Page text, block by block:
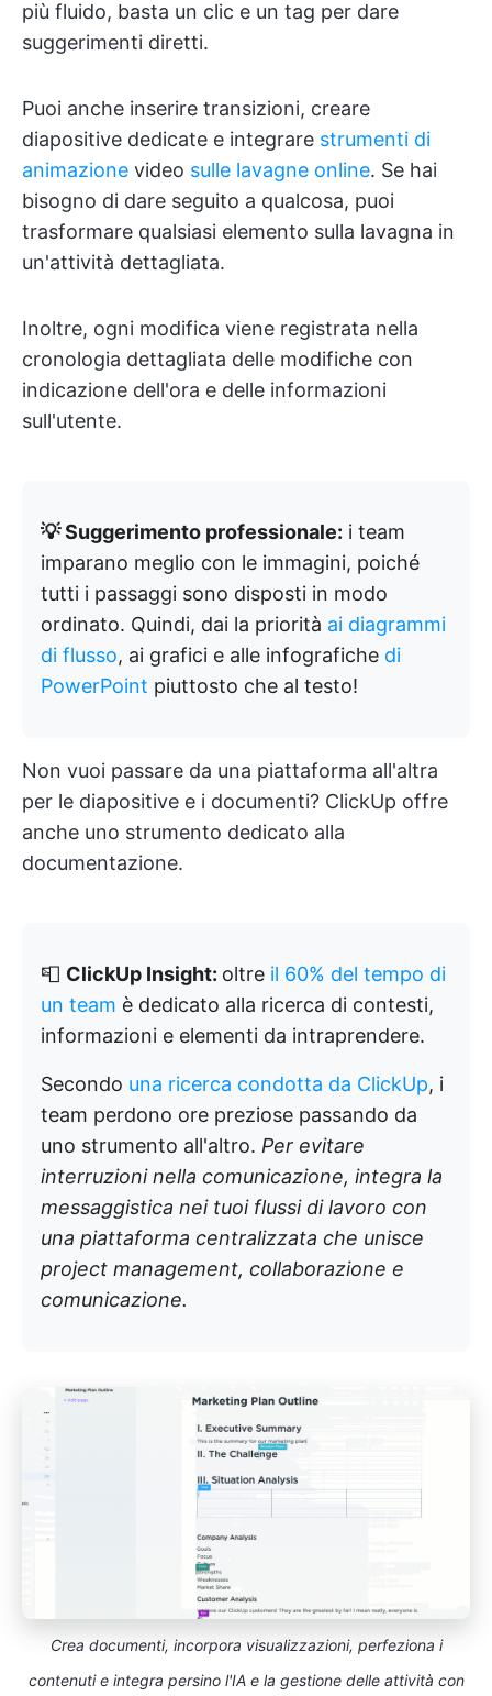
più fluido, basta un clic e un tag per dare
suggerimenti diretti.
Puoi anche inserire transizioni, creare
diapositive dedicate e integrare strumenti di
animazione video sulle lavagne online. Se hai
bisogno di dare seguito a qualcosa, puoi
trasformare qualsiasi elemento sulla lavagna in
un'attività dettagliata.
Inoltre, ogni modifica viene registrata nella
cronologia dettagliata delle modifiche con
indicazione dell'ora e delle informazioni
sull'utente.
💡 Suggerimento professionale: i team
imparano meglio con le immagini, poiché
tutti i passaggi sono disposti in modo
ordinato. Quindi, dai la priorità ai diagrammi
di flusso, ai grafici e alle infografiche di
PowerPoint piuttosto che al testo!
Non vuoi passare da una piattaforma all'altra
per le diapositive e i documenti? ClickUp offre
anche uno strumento dedicato alla
documentazione.
📮 ClickUp Insight: oltre il 60% del tempo di
un team è dedicato alla ricerca di contesti,
informazioni e elementi da intraprendere.
Secondo una ricerca condotta da ClickUp, i
team perdono ore preziose passando da
uno strumento all'altro. Per evitare
interruzioni nella comunicazione, integra la
messaggistica nei tuoi flussi di lavoro con
una piattaforma centralizzata che unisce
project management, collaborazione e
comunicazione.
Crea documenti, incorpora visualizzazioni, perfeziona i
contenuti e integra persino l'IA e la gestione delle attività con